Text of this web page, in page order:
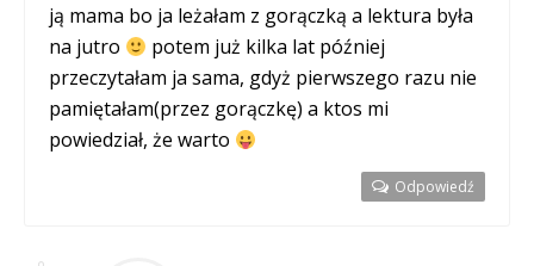
ją mama bo ja leżałam z gorączką a lektura była
na jutro
potem już kilka lat później
przeczytałam ja sama, gdyż pierwszego razu nie
pamiętałam(przez gorączkę) a ktos mi
powiedział, że warto
Odpowiedź